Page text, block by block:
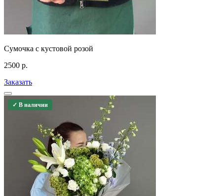
Сумочка с кустовой розой
2500 р.
Заказать
✓ В наличии